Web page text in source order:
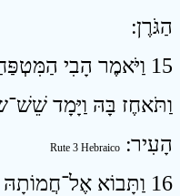
הַגֹּרֶן ׃
15 וַיֹּאמֶר הָבִי
וַתֹּאחֶז בָּהּ וַיָּמָד
הָעִיר ׃ Rute 3 Hebraico
16 וַתָּבוֹא